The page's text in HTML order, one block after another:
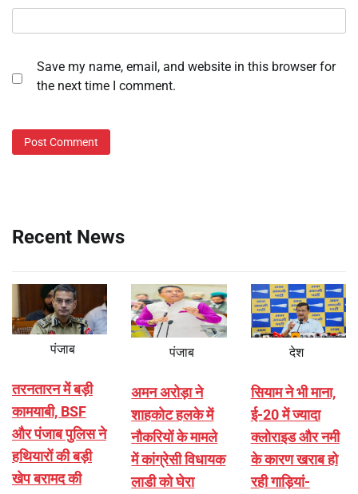
Save my name, email, and website in this browser for
the next time I comment.
Recent News
पंजाब
तरनतारन में बड़ी
कामयाबी, BSF
और पंजाब पुलिस ने
हथियारों की बड़ी
खेप बरामद की
पंजाब
अमन अरोड़ा ने
शाहकोट हलके में
नौकरियों के मामले
में कांग्रेसी विधायक
लाडी को घेरा
देश
सियाम ने भी माना,
ई-20 में ज्यादा
क्लोराइड और नमी
के कारण खराब हो
रही गाड़ियां-